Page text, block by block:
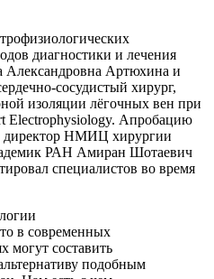
диагностики и лечения
Александровна Артюхина и
сосудистый хирург,
изоляции лёгочных вен при
Electrophysiology. Апробацию
директор НМИЦ хирургии
РАН Амиран Шотаевич
специалистов во время
в современных
могут составить
подобным